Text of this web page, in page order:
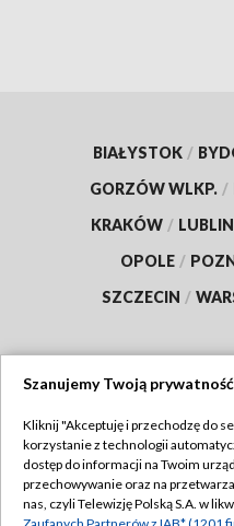
BIAŁYSTOK /
GORZÓW WLKP. /
KRAKÓW / LUBLIN
OPOLE /
SZCZECIN /
Abonament TVP
Emisja w TVP
Szanujemy Twoją prywatność
Kliknij "Akceptuję i przechodzę do
korzystanie z technologii
dostęp do informacji na Twoim
przechowywanie oraz na
nas, czyli Telewizję Polską S.A. w